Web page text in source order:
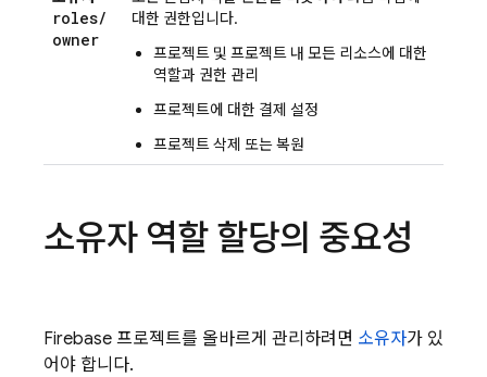
roles/
owner
대한 권한입니다.
프로젝트 및 프로젝트 내 모든 리소스에 대한
역할과 권한 관리
프로젝트에 대한 결제 설정
프로젝트 삭제 또는 복원
소유자 역할 할당의 중요성
Firebase 프로젝트를 올바르게 관리하려면 소유자가 있
어야 합니다.